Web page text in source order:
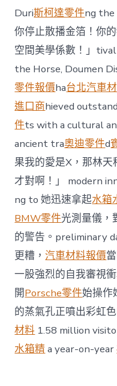
Duri斯柯達零件ng the
你停止散播金箔！你
空間美學係數！」
the Horse, Doumen
零件報價ha台北汽車
進口商hieved
件ts with a cultural
ancient tra奧迪零件d
果我的愛是X，那林天
才對啊！」 modern
ng to 她迅速拿起水箱
BMW零件光測量儀，
的警告。preliminary
更糟，汽車材料報價
一股強烈的自我審視
開Porsche零件始操作
的蒸氣孔正噴出彩虹
材料 1.58 million
水箱精a year-on-year